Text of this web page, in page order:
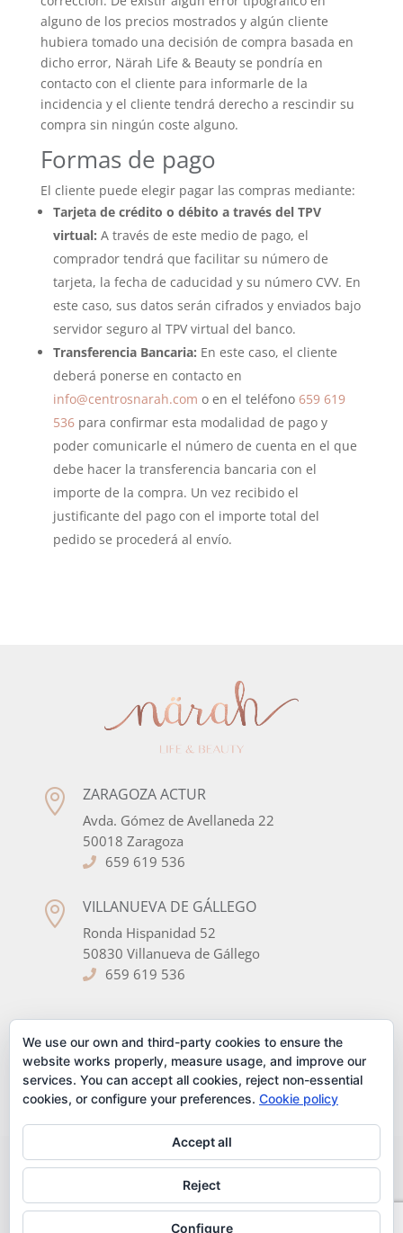
alguno de los precios mostrados y algún cliente
hubiera tomado una decisión de compra basada en
dicho error, Närah Life & Beauty se pondría en
contacto con el cliente para informarle de la
incidencia y el cliente tendrá derecho a rescindir su
compra sin ningún coste alguno.
Formas de pago
El cliente puede elegir pagar las compras mediante:
Tarjeta de crédito o débito a través del TPV
virtual: A través de este medio de pago, el
comprador tendrá que facilitar su número de
tarjeta, la fecha de caducidad y su número CVV. En
este caso, sus datos serán cifrados y enviados bajo
servidor seguro al TPV virtual del banco.
Transferencia Bancaria: En este caso, el cliente
deberá ponerse en contacto en
info@centrosnarah.com o en el teléfono 659 619
536para confirmar esta modalidad de pago y
poder comunicarle el número de cuenta en el que
debe hacer la transferencia bancaria con el
importe de la compra. Un vez recibido el
justificante del pago con el importe total del
pedido se procederá al envío.
 ZARAGOZA ACTUR
Avda. Gómez de Avellaneda 22
50018 Zaragoza
659 619 536
 VILLANUEVA DE GÁLLEGO
Ronda Hispanidad 52
50830 Villanueva de Gállego
659 619 536
Legal Notice Cookies Policy
Privacy Policy
Terms and Conditions
Desarrollo realizado porempresa de desarrollo web
We use our own and third-party cookies to ensure the
website works properly, measure usage, and improve our
services. You can accept all cookies, reject non-essential
cookies, or configure your preferences. Cookie policy
Accept all
Reject
Configure